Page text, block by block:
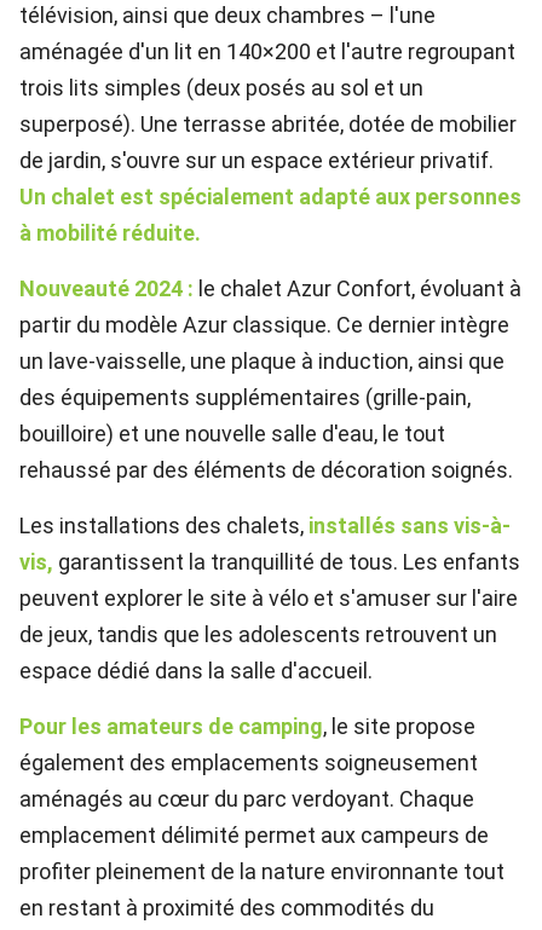
télévision, ainsi que deux chambres – l'une
aménagée d'un lit en 140×200 et l'autre regroupant
trois lits simples (deux posés au sol et un
superposé). Une terrasse abritée, dotée de mobilier
de jardin, s'ouvre sur un espace extérieur privatif.
Un chalet est spécialement adapté aux personnes
à mobilité réduite.
Nouveauté 2024 : le chalet Azur Confort, évoluant à
partir du modèle Azur classique. Ce dernier intègre
un lave-vaisselle, une plaque à induction, ainsi que
des équipements supplémentaires (grille-pain,
bouilloire) et une nouvelle salle d'eau, le tout
rehaussé par des éléments de décoration soignés.
Les installations des chalets, installés sans vis-à-
vis, garantissent la tranquillité de tous. Les enfants
peuvent explorer le site à vélo et s'amuser sur l'aire
de jeux, tandis que les adolescents retrouvent un
espace dédié dans la salle d'accueil.
Pour les amateurs de camping, le site propose
également des emplacements soigneusement
aménagés au cœur du parc verdoyant. Chaque
emplacement délimité permet aux campeurs de
profiter pleinement de la nature environnante tout
en restant à proximité des commodités du